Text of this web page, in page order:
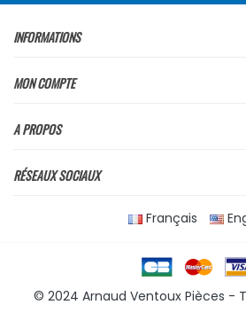
INFORMATIONS
MON COMPTE
A PROPOS
RÉSEAUX SOCIAUX
Français
© 2024 Arnaud Ventoux Pièces -